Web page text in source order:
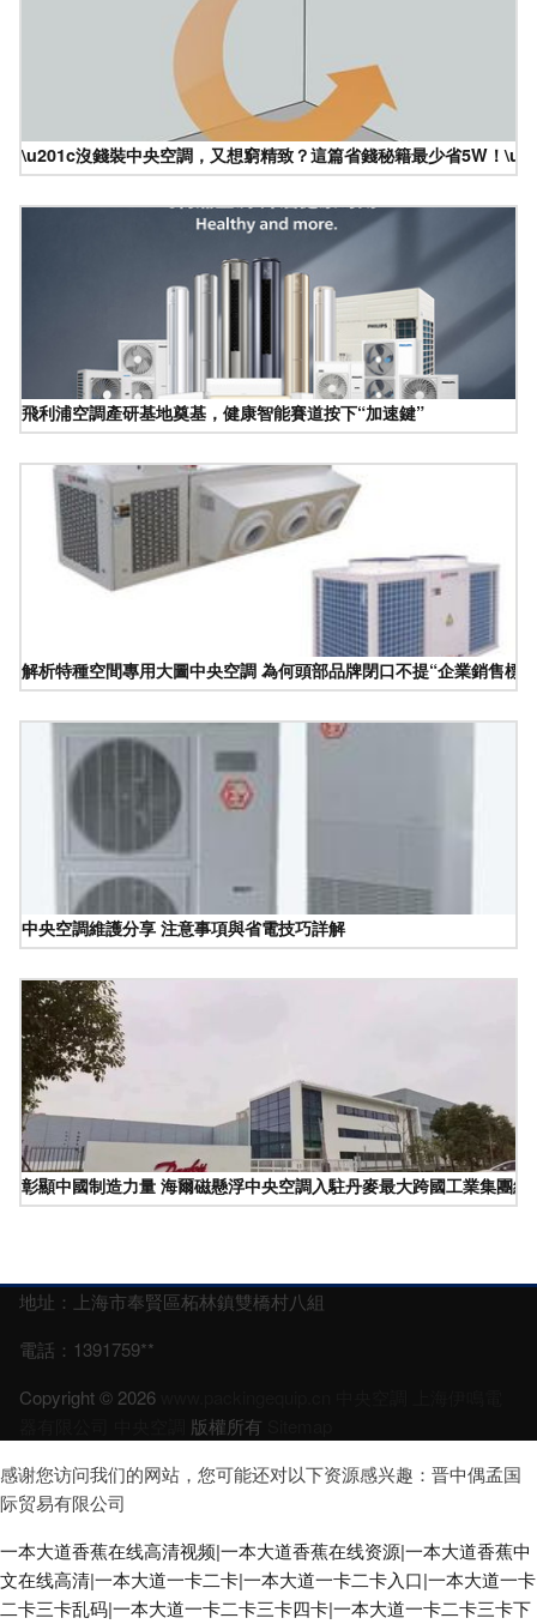
\u201c沒錢裝中央空調，又想窮精致？這篇省錢秘籍最少省5W！
飛利浦空調產研基地奠基，健康智能賽道按下“加速鍵”
解析特種空間專用大圖中央空調 為何頭部品牌閉口不提“企業銷售標
中央空調維護分享 注意事項與省電技巧詳解
彰顯中國制造力量 海爾磁懸浮中央空調入駐丹麥最大跨國工業集團總
地址：上海市奉賢區柘林鎮雙橋村八組
電話：1391759**
Copyright © 2026
版權所有
感谢您访问我们的网站，您可能还对以下资源感兴趣：晋中偶孟国
际贸易有限公司
一本大道香蕉在线高清视频|一本大道香蕉在线资源|一本大道香蕉中
文在线高清|一本大道一卡二卡|一本大道一卡二卡入口|一本大道一卡
二卡三卡乱码|一本大道一卡二卡三卡四卡|一本大道一卡二卡三卡下